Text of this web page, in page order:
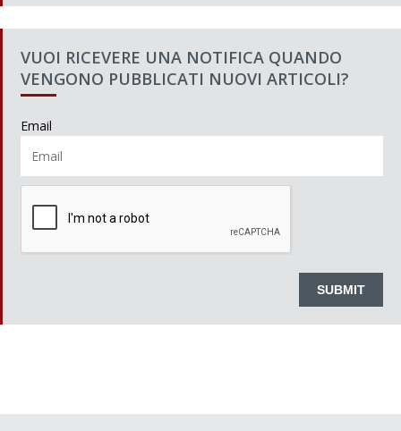
VUOI RICEVERE UNA NOTIFICA QUANDO
VENGONO PUBBLICATI NUOVI ARTICOLI?
Email